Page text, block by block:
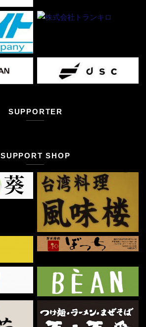
SUPPORTER
SUPPORT SHOP